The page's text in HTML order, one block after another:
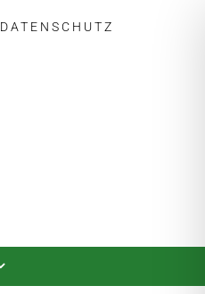
DATENSCHUTZ